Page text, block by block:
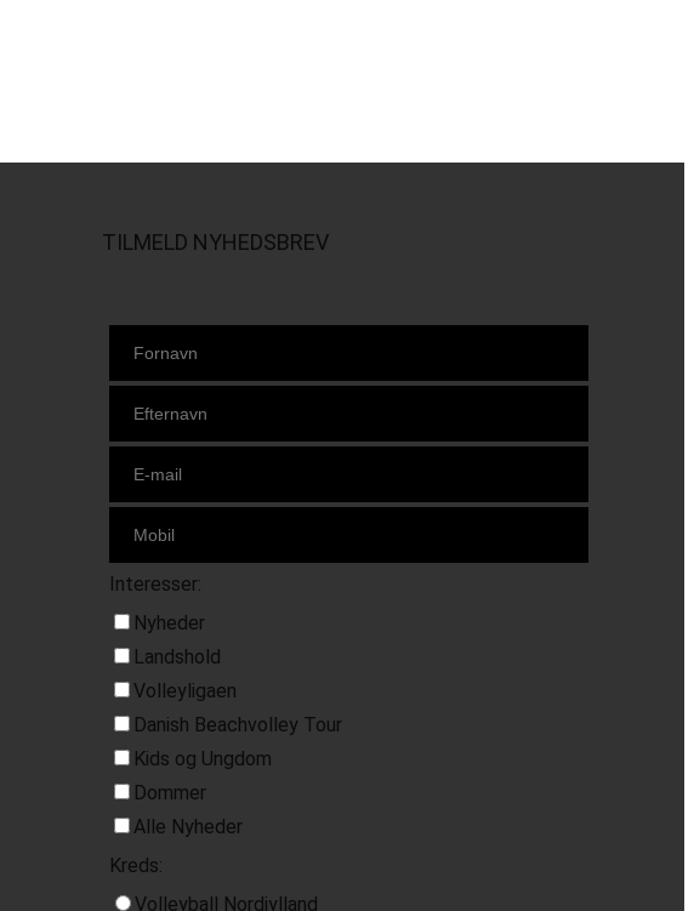
TILMELD NYHEDSBREV
Interesser:
Nyheder
Landshold
Volleyligaen
Danish Beachvolley Tour
Kids og Ungdom
Dommer
Alle Nyheder
Kreds:
Volleyball Nordjylland